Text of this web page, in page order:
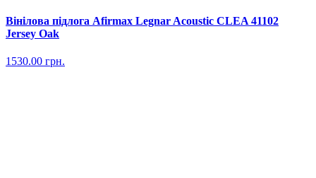
Вінілова підлога Afirmax Legnar Acoustic CLEA 41102
Jersey Oak
1530.00 грн.